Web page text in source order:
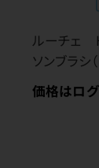
ルーチェ
ソンブラシ
価格はロ